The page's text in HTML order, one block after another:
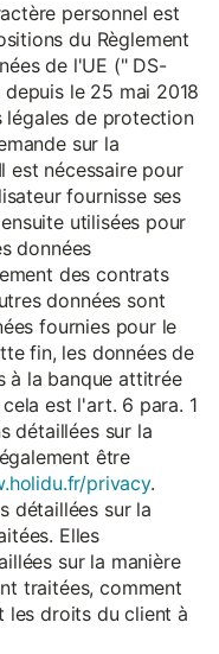
personnel est
du Règlement
de l'UE (" DS-
le 25 mai 2018
légales de protection
sur la
est nécessaire pour
fournisse ses
utilisées pour
données
des contrats
données sont
fournies pour le
fin, les données de
à la banque attitrée
est l'art. 6 para. 1
détaillées sur la
être
privacy.
détaillées sur la
Elles
sur la manière
traitées, comment
les droits du client à